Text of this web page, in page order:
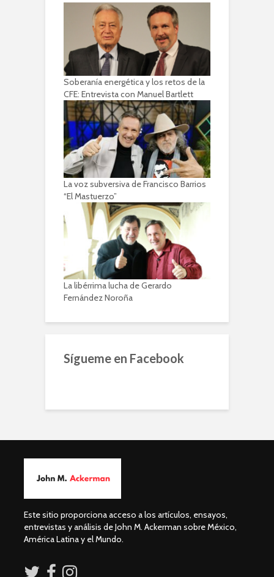
Soberanía energética y los retos de la
CFE: Entrevista con Manuel Bartlett
La voz subversiva de Francisco Barrios
“El Mastuerzo”
La libérrima lucha de Gerardo
Fernández Noroña
Sígueme en Facebook
Este sitio proporciona acceso a los artículos, ensayos,
entrevistas y análisis de John M. Ackerman sobre México,
América Latina y el Mundo.